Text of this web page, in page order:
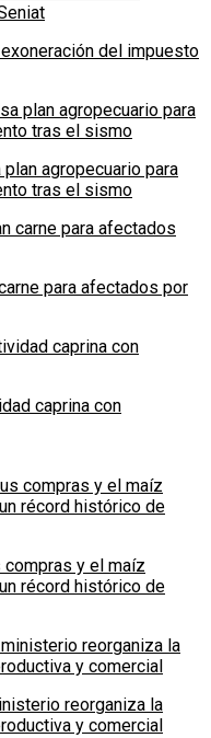
del impuesto
agropecuario para
tras el sismo
para afectados por
caprina con
compras y el maíz
récord histórico de
reorganiza la
y comercial